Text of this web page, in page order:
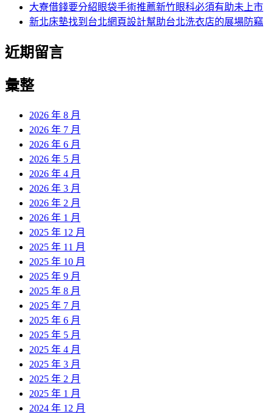
大寮借錢要分紹眼袋手術推薦新竹眼科必須有助未上市
新北床墊找到台北網頁設計幫助台北洗衣店的展場防竊
近期留言
彙整
2026 年 8 月
2026 年 7 月
2026 年 6 月
2026 年 5 月
2026 年 4 月
2026 年 3 月
2026 年 2 月
2026 年 1 月
2025 年 12 月
2025 年 11 月
2025 年 10 月
2025 年 9 月
2025 年 8 月
2025 年 7 月
2025 年 6 月
2025 年 5 月
2025 年 4 月
2025 年 3 月
2025 年 2 月
2025 年 1 月
2024 年 12 月